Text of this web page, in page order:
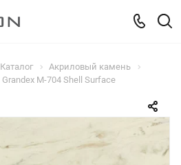
Каталог
Акриловый камень
Grandex M-704 Shell Surface